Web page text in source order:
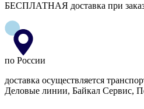
БЕСПЛАТНАЯ доставка при
по России
доставка осуществляется
Деловые линии, Байкал Сервис,